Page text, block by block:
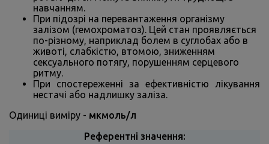
навчанням.
При підозрі на перевантаження організму
залізом (гемохроматоз). Цей стан проявляється
по-різному, наприклад болем в суглобах або в
животі, слабкістю, втомою, зниженням
сексуального потягу, порушенням серцевого
ритму.
При спостереженні за ефективністю лікування
нестачі або надлишку заліза.
Одиниці виміру - мкмоль/л
Референтні значення: